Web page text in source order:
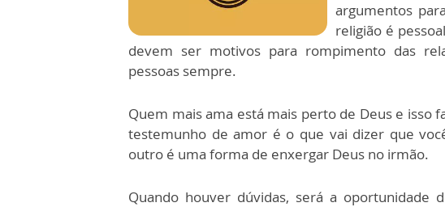
argumentos
religião é
devem ser motivos para rompimento das
pessoas sempre.
Quem mais ama está mais perto de Deus e isso
testemunho de amor é o que vai dizer que
outro é uma forma de enxergar Deus no irmão.
Quando houver dúvidas, será a oportunidade